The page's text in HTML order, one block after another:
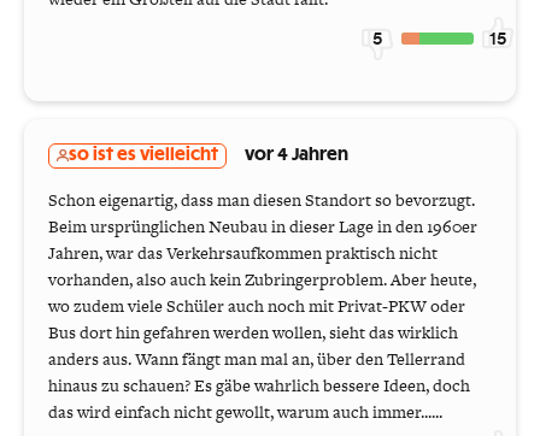
5 15
so ist es vielleicht vor 4 Jahren
Schon eigenartig, dass man diesen Standort so bevorzugt.
Beim ursprünglichen Neubau in dieser Lage in den 1960er
Jahren, war das Verkehrsaufkommen praktisch nicht
vorhanden, also auch kein Zubringerproblem. Aber heute,
wo zudem viele Schüler auch noch mit Privat-PKW oder
Bus dort hin gefahren werden wollen, sieht das wirklich
anders aus. Wann fängt man mal an, über den Tellerrand
hinaus zu schauen? Es gäbe wahrlich bessere Ideen, doch
das wird einfach nicht gewollt, warum auch immer......